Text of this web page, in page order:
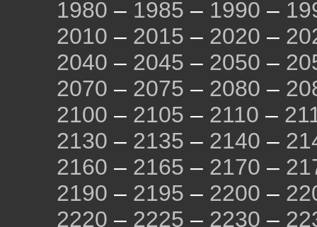
1980 – 1985 – 1990 –
2010 – 2015 – 2020 –
2040 – 2045 – 2050 –
2070 – 2075 – 2080 –
2100 – 2105 – 2110 –
2130 – 2135 – 2140 –
2160 – 2165 – 2170 –
2190 – 2195 – 2200 –
2220 – 2225 – 2230 –